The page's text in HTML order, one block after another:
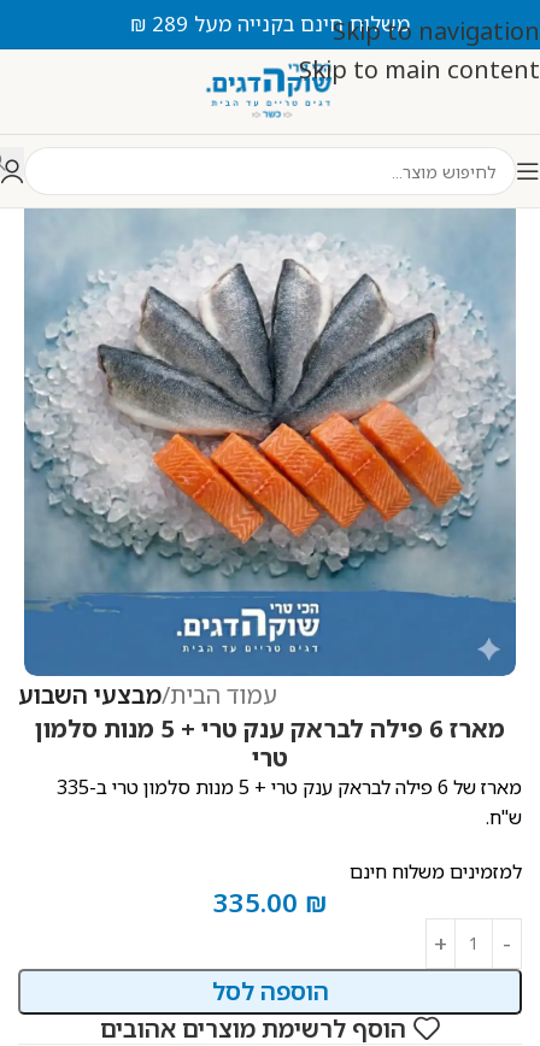
Skip to navigation
Skip to main content
משלוח חינם בקנייה מעל 289 ₪
עמוד הבית מבצעי השבוע
מארז 6 פילה לבראק ענק טרי + 5 מנות סלמון
טרי
מארז של 6 פילה לבראק ענק טרי + 5 מנות סלמון טרי ב-335
ש"ח.
למזמינים משלוח חינם
335.00 ₪
הוספה לסל
הוסף לרשימת מוצרים אהובים